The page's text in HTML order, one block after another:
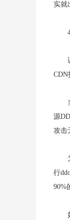
实就
CDN
源
攻击
行
90%